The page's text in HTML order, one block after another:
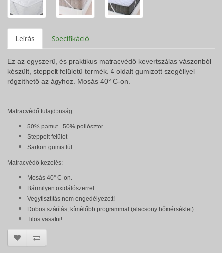
Leírás Specifikáció
Ez az egyszerű, és praktikus matracvédő kevertszálas vászonból
készült, steppelt felületű termék. 4 oldalt gumizott szegéllyel
rögzíthető az ágyhoz. Mosás 40° C-on.
Matracvédő tulajdonság:
50% pamut - 50% poliészter
Steppelt felület
Sarkon gumis fül
Matracvédő kezelés:
Mosás 40° C-on.
Bármilyen oxidálószerrel.
Vegytisztítás nem engedélyezett!
Dobos szárítás, kímélőbb programmal (alacsony hőmérséklet).
Tilos vasalni!